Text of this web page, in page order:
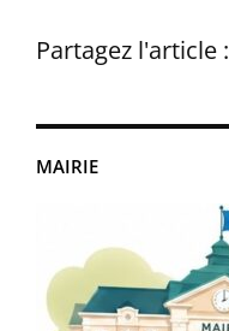
MAIRIE
Partagez l'article :